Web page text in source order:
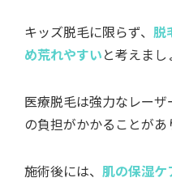
キッズ脱毛に限らず、 脱
め荒れやすいと考えまし
医療脱毛は強力なレー
の負担がかかることがあ
施術後には、 肌の保湿ケ